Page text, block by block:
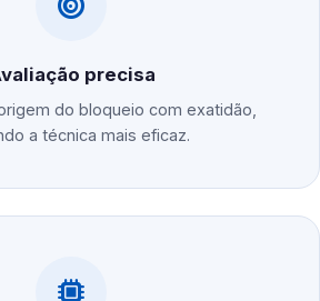
precisa
do bloqueio com exatidão,
a técnica mais eficaz.